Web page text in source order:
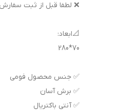
❌ لطفا قبل از ثبت
📐ابعاد:
70*280
✅ جنس محصول فومی
✅ برش آسان
✅ آنتی باکتریال